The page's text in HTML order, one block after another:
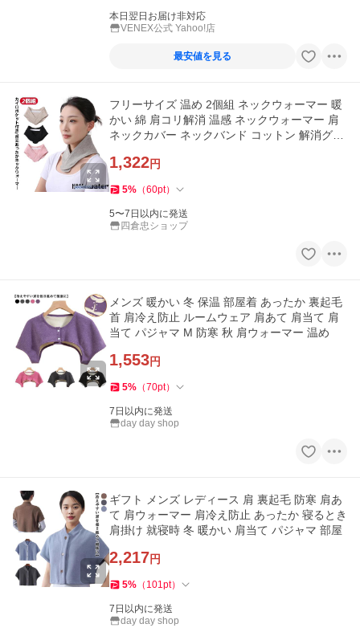
本日翌日お届け非対応
VENEX公式 Yahoo!店
最安値を見る
フリーサイズ 温め 2個組 ネックウォーマー 暖
かい 綿 肩コリ解消 温感 ネックウォーマー 肩
ネックカバー ネックバンド コットン 解消グッ
1,322円
5% （60pt）
5〜7日以内に発送
四倉忠ショップ
メンズ 暖かい 冬 保温 部屋着 あったか 裏起毛
首 肩冷え防止 ルームウェア 肩あて 肩当て 肩
当て パジャマ M 防寒 秋 肩ウォーマー 温め
1,553円
5% （70pt）
7日以内に発送
day day shop
ギフト メンズ レディース 肩 裏起毛 防寒 肩あ
て 肩ウォーマー 肩冷え防止 あったか 寝るとき
肩掛け 就寝時 冬 暖かい 肩当て パジャマ 部屋
2,217円
5% （ 101pt）
7日以内に発送
day day shop